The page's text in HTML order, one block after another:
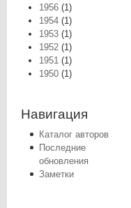
1956 (1)
1954 (1)
1953 (1)
1952 (1)
1951 (1)
1950 (1)
Навигация
Каталог авторов
Последние
обновления
Заметки